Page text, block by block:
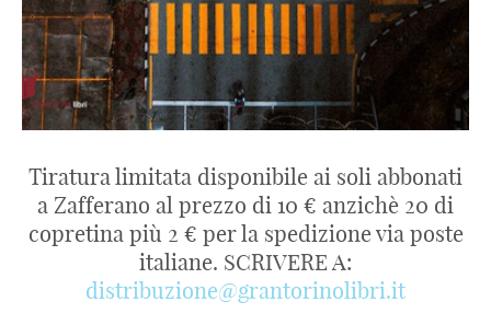
Tiratura limitata disponibile ai soli abbonati
a Zafferano al prezzo di 10 € anzichè 20 di
copretina più 2 € per la spedizione via poste
italiane. SCRIVERE A:
distribuzione@grantorinolibri.it